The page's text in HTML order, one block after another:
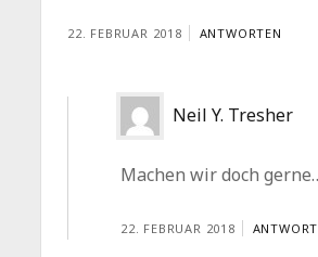
22. FEBRUAR 2018 ANTWORTEN
Neil Y. Tresher
Machen wir doch
22. FEBRUAR 2018